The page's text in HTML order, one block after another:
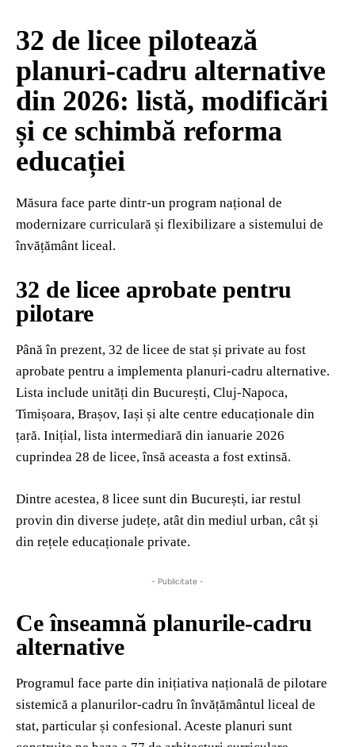
32 de licee pilotează
planuri-cadru alternative
din 2026: listă, modificări
și ce schimbă reforma
educației
Măsura face parte dintr-un program național de
modernizare curriculară și flexibilizare a sistemului de
învățământ liceal.
32 de licee aprobate pentru
pilotare
Până în prezent, 32 de licee de stat și private au fost
aprobate pentru a implementa planuri-cadru alternative.
Lista include unități din București, Cluj-Napoca,
Timișoara, Brașov, Iași și alte centre educaționale din
țară. Inițial, lista intermediară din ianuarie 2026
cuprindea 28 de licee, însă aceasta a fost extinsă.
Dintre acestea, 8 licee sunt din București, iar restul
provin din diverse județe, atât din mediul urban, cât și
din rețele educaționale private.
- Publicitate -
Ce înseamnă planurile-cadru
alternative
Programul face parte din inițiativa națională de pilotare
sistemică a planurilor-cadru în învățământul liceal de
stat, particular și confesional. Aceste planuri sunt